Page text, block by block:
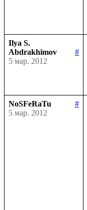
Ilya S.
Abdrakhimov
#
5 мар. 2012
NoSFeRaTu
#
5 мар. 2012